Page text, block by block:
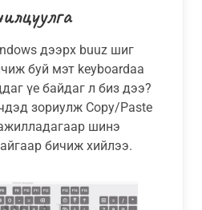
дээрх buuz шиг
буй мэт keyboardаа
үе байдаг л биз дээ?
зориулж Copy/Paste
шинэ
бичиж хийлээ.